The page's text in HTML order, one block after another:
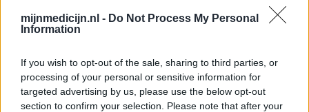
mijnmedicijn.nl - Do Not Process My Personal
Information
If you wish to opt-out of the sale, sharing to third parties, or
processing of your personal or sensitive information for
targeted advertising by us, please use the below opt-out
section to confirm your selection. Please note that after your
alleen mogelijk was als ik te veel gedronken had. Ik
gebruik ze nu nog altijd preventief, 1 tablet s'avonds en
ik heb gelukkig de volgende dag geen last ervan.